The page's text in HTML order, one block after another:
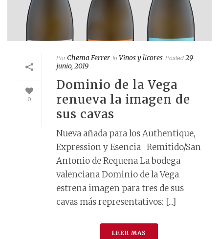
0
PorChema Ferrer In Vinos y licores Posted 29
junio, 2019
Dominio de la Vega
renueva la imagen de
sus cavas
Nueva añada para los Authentique,
Expression y Esencia Remitido/San
Antonio de Requena La bodega
valenciana Dominio de la Vega
estrena imagen para tres de sus
cavas más representativos: [...]
LEER MAS